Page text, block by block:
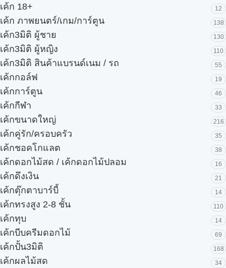
เค้ก 18+ 12
เค้ก ภาพยนตร์/เกม/การ์ตูน 138
เค้ก3มิติ ผู้ชาย 130
เค้ก3มิติ ผู้หญิง 110
เค้ก3มิติ สินค้าแบรนด์เนม / รถ 55
เค้กกอล์ฟ 19
เค้กการ์ตูน 46
เค้กกีฬา 33
เค้กขนาดใหญ่ 216
เค้กคู่รัก/ครอบครัว 35
เค้กชอคโกแลต 38
เค้กดอกไม้สด / เค้กดอกไม้ปลอม 16
เค้กดึงเงิน 21
เค้กตุ๊กตาบาร์บี้ 14
เค้กทรงสูง 2-8 ชั้น 110
เค้กทุบ 14
เค้กบีบครีมดอกไม้ 69
เค้กปั้น3มิติ 168
เค้กผลไม้สด 34